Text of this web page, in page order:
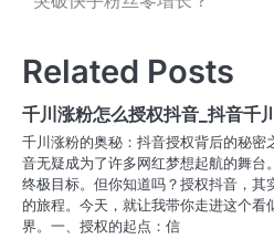
章
导
航
Related Posts
千川涨粉怎么授权抖音_抖音千
千川涨粉的奥秘：抖音授权背后的秘
音无疑成为了许多网红梦想起航的舞台
终极目标。但你知道吗？授权抖音，
的旅程。今天，就让我带你走进这个
界。一、授权的起点：信